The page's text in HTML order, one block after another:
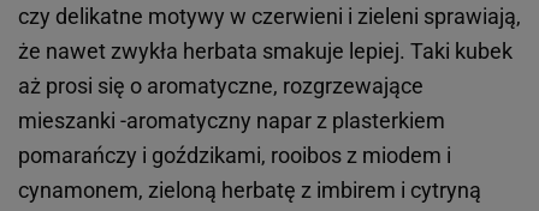
czy delikatne motywy w czerwieni i zieleni sprawiają,
że nawet zwykła herbata smakuje lepiej. Taki kubek
aż prosi się o aromatyczne, rozgrzewające
mieszanki -aromatyczny napar z plasterkiem
pomarańczy i goździkami, rooibos z miodem i
cynamonem, zieloną herbatę z imbirem i cytryną